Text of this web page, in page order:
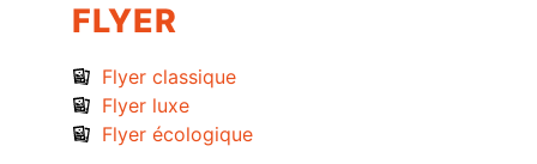
FLYER
Flyer classique
Flyer luxe
Flyer écologique